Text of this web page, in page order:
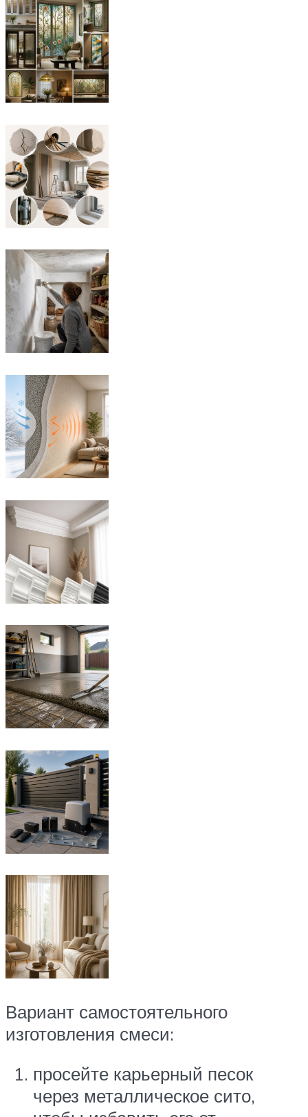
Вариант самостоятельного
изготовления смеси:
просейте карьерный песок
через металлическое сито,